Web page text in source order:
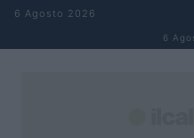
Salta al contenuto
6 Agosto 2026
6